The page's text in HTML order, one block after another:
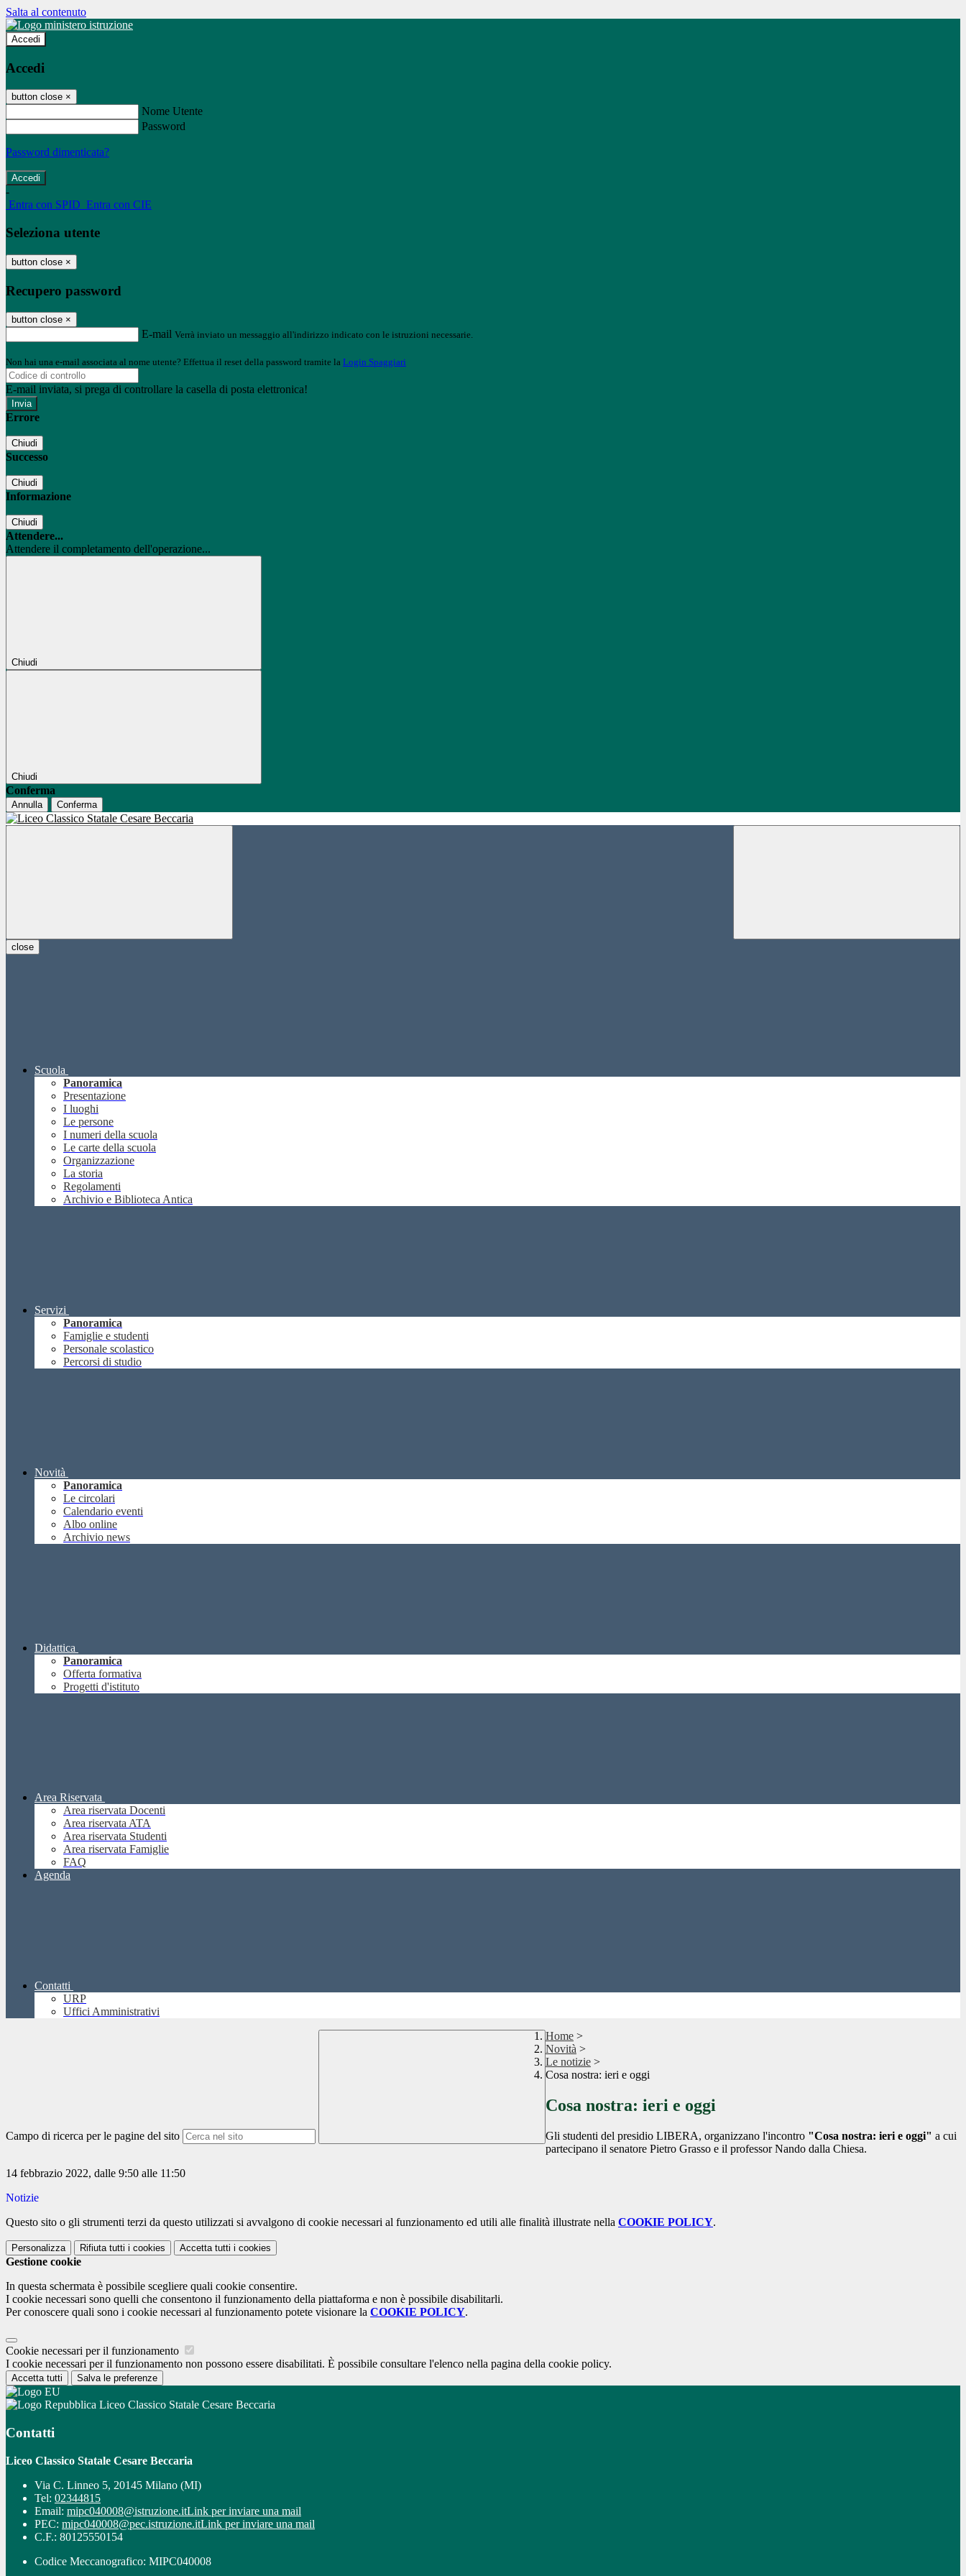
Salta al contenuto
Accedi
Accedi
button close ×
Nome Utente
Password
Password dimenticata?
-
Entra con SPID Entra con CIE
Seleziona utente
button close ×
Recupero password
button close ×
E-mail Verrà inviato un messaggio all'indirizzo indicato con le istruzioni necessarie.
Non hai una e-mail associata al nome utente? Effettua il reset della password tramite la Login Spaggiari
E-mail inviata, si prega di controllare la casella di posta elettronica!
Errore
Chiudi
Successo
Chiudi
Informazione
Chiudi
Attendere...
Attendere il completamento dell'operazione...
Chiudi
Chiudi
Conferma
Annulla Conferma
close
Scuola
Panoramica
Presentazione
I luoghi
Le persone
I numeri della scuola
Le carte della scuola
Organizzazione
La storia
Regolamenti
Archivio e Biblioteca Antica
Servizi
Panoramica
Famiglie e studenti
Personale scolastico
Percorsi di studio
Novità
Panoramica
Le circolari
Calendario eventi
Albo online
Archivio news
Didattica
Panoramica
Offerta formativa
Progetti d'istituto
Area Riservata
Area riservata Docenti
Area riservata ATA
Area riservata Studenti
Area riservata Famiglie
FAQ
Agenda
Contatti
URP
Uffici Amministrativi
Campo di ricerca per le pagine del sito
Home >
Novità >
Le notizie >
Cosa nostra: ieri e oggi
Cosa nostra: ieri e oggi
Gli studenti del presidio LIBERA, organizzano l'incontro "Cosa nostra: ieri e oggi" a cui
partecipano il senatore Pietro Grasso e il professor Nando dalla Chiesa.
14 febbrazio 2022, dalle 9:50 alle 11:50
Notizie
Questo sito o gli strumenti terzi da questo utilizzati si avvalgono di cookie necessari al funzionamento ed utili alle finalità illustrate nella COOKIE POLICY.
Personalizza Rifiuta tutti i cookies Accetta tutti i cookies
Gestione cookie
In questa schermata è possibile scegliere quali cookie consentire.
I cookie necessari sono quelli che consentono il funzionamento della piattaforma e non è possibile disabilitarli.
Per conoscere quali sono i cookie necessari al funzionamento potete visionare la COOKIE POLICY.
Cookie necessari per il funzionamento
I cookie necessari per il funzionamento non possono essere disabilitati. È possibile consultare l'elenco nella pagina della cookie policy.
Accetta tutti Salva le preferenze
Liceo Classico Statale Cesare Beccaria
Contatti
Liceo Classico Statale Cesare Beccaria
Via C. Linneo 5, 20145 Milano (MI)
Tel: 02344815
Email: mipc040008@istruzione.itLink per inviare una mail
PEC: mipc040008@pec.istruzione.itLink per inviare una mail
C.F.: 80125550154
Codice Meccanografico: MIPC040008